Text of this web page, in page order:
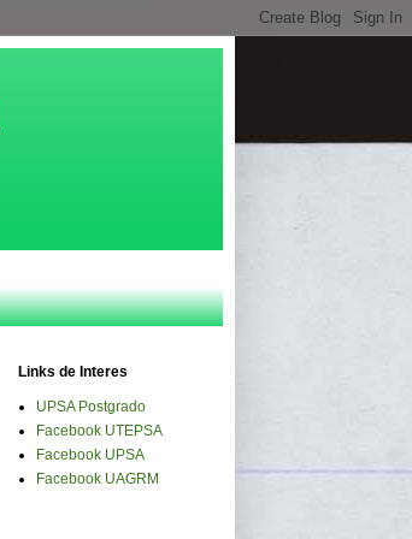
Links de Interes
UPSA Postgrado
Facebook UTEPSA
Facebook UPSA
Facebook UAGRM